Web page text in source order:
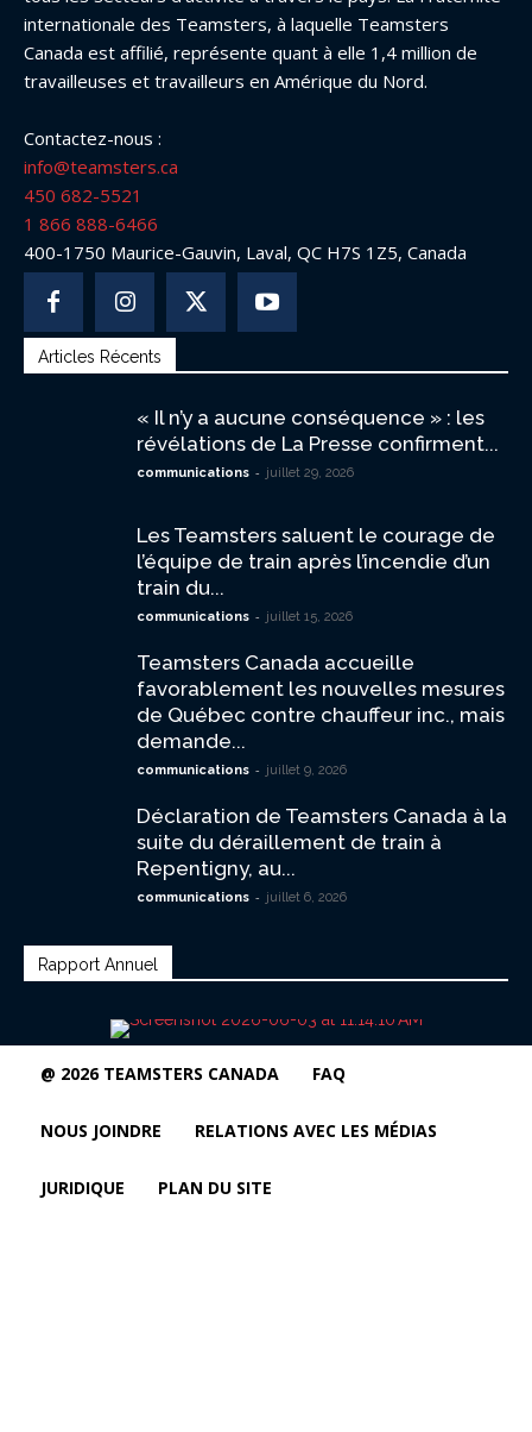
internationale des Teamsters, à laquelle Teamsters
Canada est affilié, représente quant à elle 1,4 million de
travailleuses et travailleurs en Amérique du Nord.
Contactez-nous :
info@teamsters.ca
450 682-5521
1 866 888-6466
400-1750 Maurice-Gauvin, Laval, QC H7S 1Z5, Canada
Articles Récents
« Il n’y a aucune conséquence » : les
révélations de La Presse confirment...
communications - juillet 29, 2026
Les Teamsters saluent le courage de
l’équipe de train après l’incendie d’un
train du...
communications - juillet 15, 2026
Teamsters Canada accueille
favorablement les nouvelles mesures
de Québec contre chauffeur inc., mais
demande...
communications - juillet 9, 2026
Déclaration de Teamsters Canada à la
suite du déraillement de train à
Repentigny, au...
communications - juillet 6, 2026
Rapport Annuel
@ 2026 TEAMSTERS CANADA FAQ
NOUS JOINDRE RELATIONS AVEC LES MÉDIAS
JURIDIQUE PLAN DU SITE